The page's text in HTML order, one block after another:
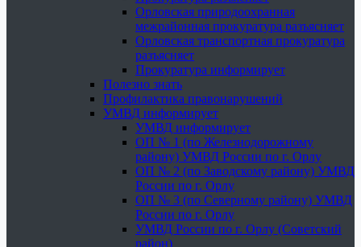
Орловская природоохранная
межрайонная прокуратура разъясняет
Орловская транспортная прокуратура
разъясняет
Прокуратура информирует
Полезно знать
Профилактика правонарушений
УМВД информирует
УМВД информирует
ОП № 1 (по Железнодорожному
району) УМВД России по г. Орлу
ОП № 2 (по Заводскому району) УМВД
России по г. Орлу
ОП № 3 (по Северному району) УМВД
России по г. Орлу
УМВД России по г. Орлу (Советский
район)